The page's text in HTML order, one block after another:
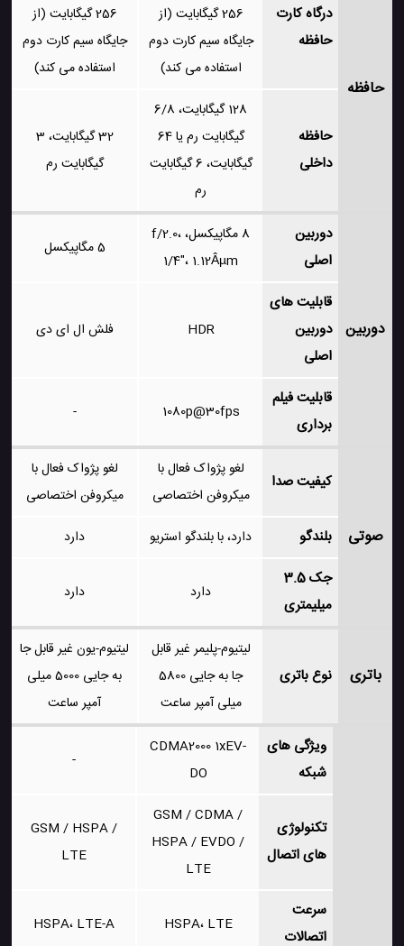
حافظه
درگاه کارت
حافظه
256 گیگابایت (از
جایگاه سیم کارت دوم
استفاده می کند)
256 گیگابایت (از
جایگاه سیم کارت دوم
استفاده می کند)
حافظه
داخلی
128 گیگابایت، 6/8
گیگابایت رم یا 64
گیگابایت، 6 گیگابایت
رم
32 گیگابایت، 3
گیگابایت رم
دوربین
دوربین
اصلی
8 مگاپیکسل، f/2.0،
1/4"، 1.12Âµm
5 مگاپیکسل
قابلیت های
دوربین
اصلی
HDR فلش ال ای دی
قابلیت فیلم
برداری
1080p@30fps
-
صوتی
کیفیت صدا
لغو پژواک فعال با
میکروفن اختصاصی
لغو پژواک فعال با
میکروفن اختصاصی
بلندگو دارد، با بلندگو استریو دارد
جک 3.5
میلیمتری
دارد دارد
باتری نوع باتری
لیتیوم-پلیمر غیر قابل
جا به جایی 5800
میلی آمپر ساعت
لیتیوم-یون غیر قابل جا
به جایی 5000 میلی
آمپر ساعت
ویژگی های
شبکه
CDMA2000 1xEV-
DO
-
تکنولوژی
های اتصال
GSM / CDMA /
HSPA / EVDO /
LTE
GSM / HSPA /
LTE
سرعت
اتصالات
HSPA، LTE HSPA، LTE-A